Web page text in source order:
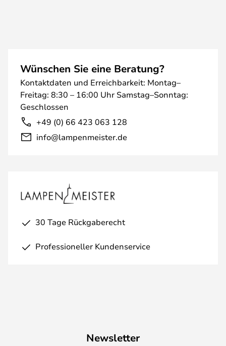
Wünschen Sie eine Beratung?
Kontaktdaten und Erreichbarkeit: Montag–
Freitag: 8:30 – 16:00 Uhr Samstag–Sonntag:
Geschlossen
+49 (0) 66 423 063 128
info@lampenmeister.de
30 Tage Rückgaberecht
Professioneller Kundenservice
Newsletter